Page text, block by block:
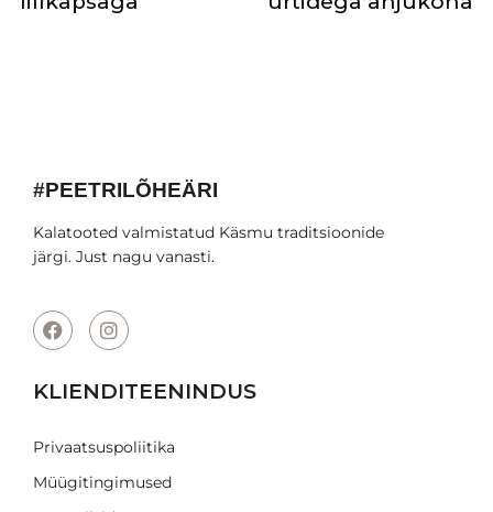
#PEETRILÕHEÄRI
Kalatooted valmistatud Käsmu traditsioonide
järgi. Just nagu vanasti.
KLIENDITEENINDUS
Privaatsuspoliitika
Müügitingimused